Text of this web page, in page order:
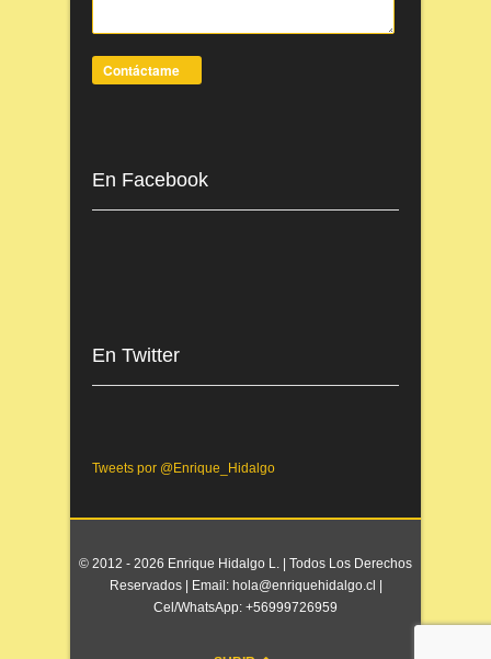
En Facebook
En Twitter
Tweets por @Enrique_Hidalgo
© 2012 - 2026 Enrique Hidalgo L. | Todos Los Derechos
Reservados | Email: hola@enriquehidalgo.cl |
Cel/WhatsApp: +56999726959